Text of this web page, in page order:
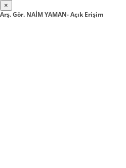
×
Arş. Gör. NAİM YAMAN- Açık Erişim